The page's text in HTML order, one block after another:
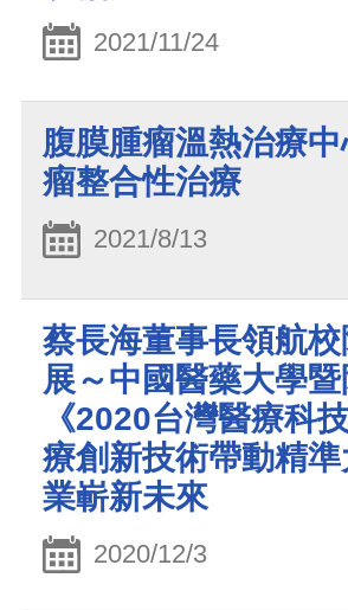
2021/11/24
腹膜腫瘤溫熱治療
瘤整合性治療
2021/8/13
蔡長海董事長領航
展～中國醫藥大學
《2020台灣醫療科
療創新技術帶動精
業嶄新未來
2020/12/3